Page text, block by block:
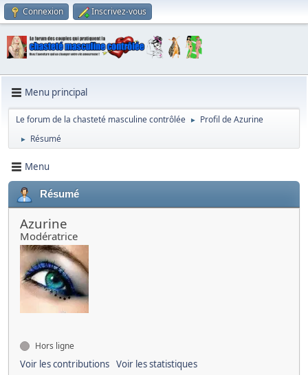
Connexion Inscrivez-vous
Menu principal
Le forum de la chasteté masculine contrôlée ► Profil de Azurine
► Résumé
Menu
Résumé
Azurine
Modératrice
Hors ligne
Voir les contributions Voir les statistiques